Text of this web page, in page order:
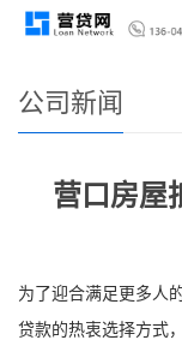
您的位置： 网站首
公司新闻
营口房屋
为了迎合满足更多人
贷款的热衷选择方式